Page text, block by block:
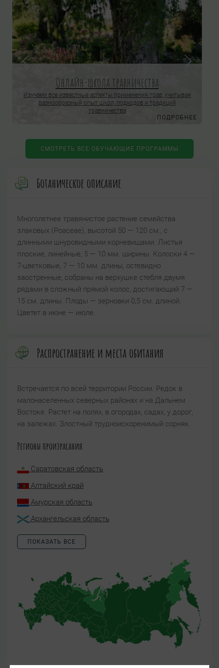
Онлайн-школа травничества
Изучаем все известные аспекты применения трав, учитывая
разнообразный опыт школ, подходов и традиций
травничества
ПОДРОБНЕЕ
СМОТРЕТЬ ВСЕ ОБУЧАЮЩИЕ ПРОГРАММЫ
Ботаническое описание
Многолетнее травянистое растение семейства
злаковых (Роасеае), высотой 50 — 120 см., с
длинными шнуровидными корневищами. Листья
плоские, линейные, 5 — 10 мм. ширины. Колоски 4 —
7-цветковые, 7 — 10 мм. длины, остевидно
заостренные, собраны на верхушке стебля двумя
рядами в сложный прямой колос, достигающий 7 —
15 см. длины. Плоды — зерновки 0,5 см. длиной.
Цветет в июне — июле.
Распространение и места обитания
Встречается по всей территории России. Редок в
малонаселенных северных районах и на Дальнем
Востоке. Растет на полях, в огородах, садах, у дорог,
на залежах. Злостный трудноискоренимый сорняк.
Регионы произрасания
Саратовская область
Алтайский край
Амурская область
Архангельская область
ПОКАЗАТЬ ВСЕ